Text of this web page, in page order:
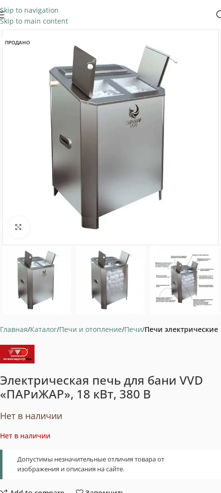
Skip to navigation
Skip to main content
ПРОДАНО
Нажмите, чтобы увеличить
Главная Каталог Печи и отопление Печи Печи электрические
Электрическая печь для бани VVD
«ПАРиЖАР», 18 кВт, 380 В
Нет в наличии
Нет в наличии
Допустимы незначительные отличия товара от
изображения и описания на сайте.